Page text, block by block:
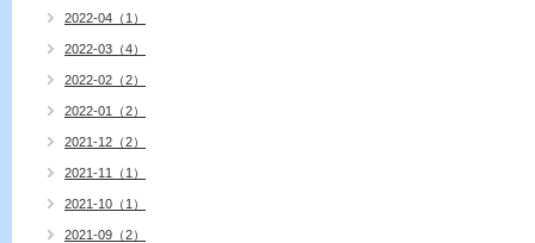
2022-04（1）
2022-03（4）
2022-02（2）
2022-01（2）
2021-12（2）
2021-11（1）
2021-10（1）
2021-09（2）